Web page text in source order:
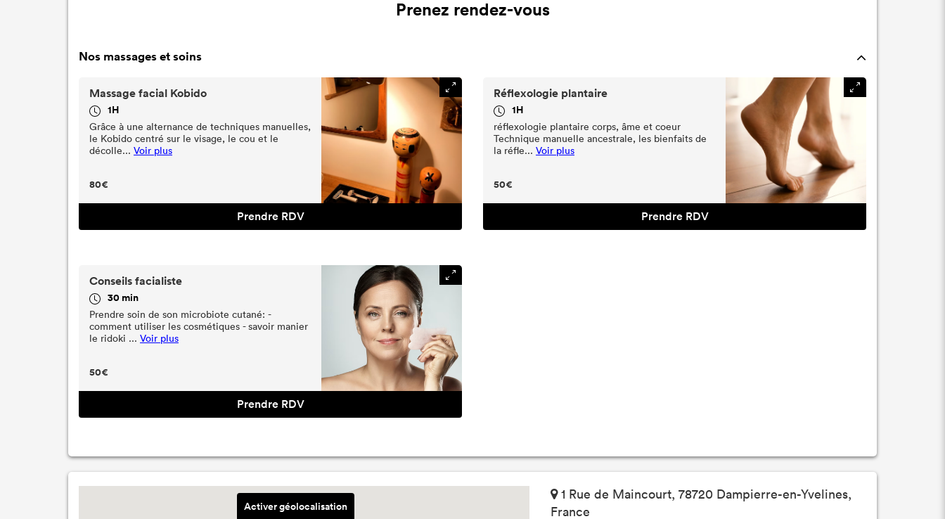
Prenez rendez-vous
Nos massages et soins
Massage facial Kobido
1H
Grâce à une alternance de techniques manuelles,
le Kobido centré sur le visage, le cou et le
décolle... Voir plus
80€
Prendre RDV
Réflexologie plantaire
1H
réflexologie plantaire corps, âme et coeur
Technique manuelle ancestrale, les bienfaits de
la réfle... Voir plus
50€
Prendre RDV
Conseils facialiste
30 min
Prendre soin de son microbiote cutané: -
comment utiliser les cosmétiques - savoir manier
le ridoki ... Voir plus
50€
Prendre RDV
Activer géolocalisation
1 Rue de Maincourt, 78720 Dampierre-en-Yvelines,
France